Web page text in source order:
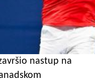
nastup na